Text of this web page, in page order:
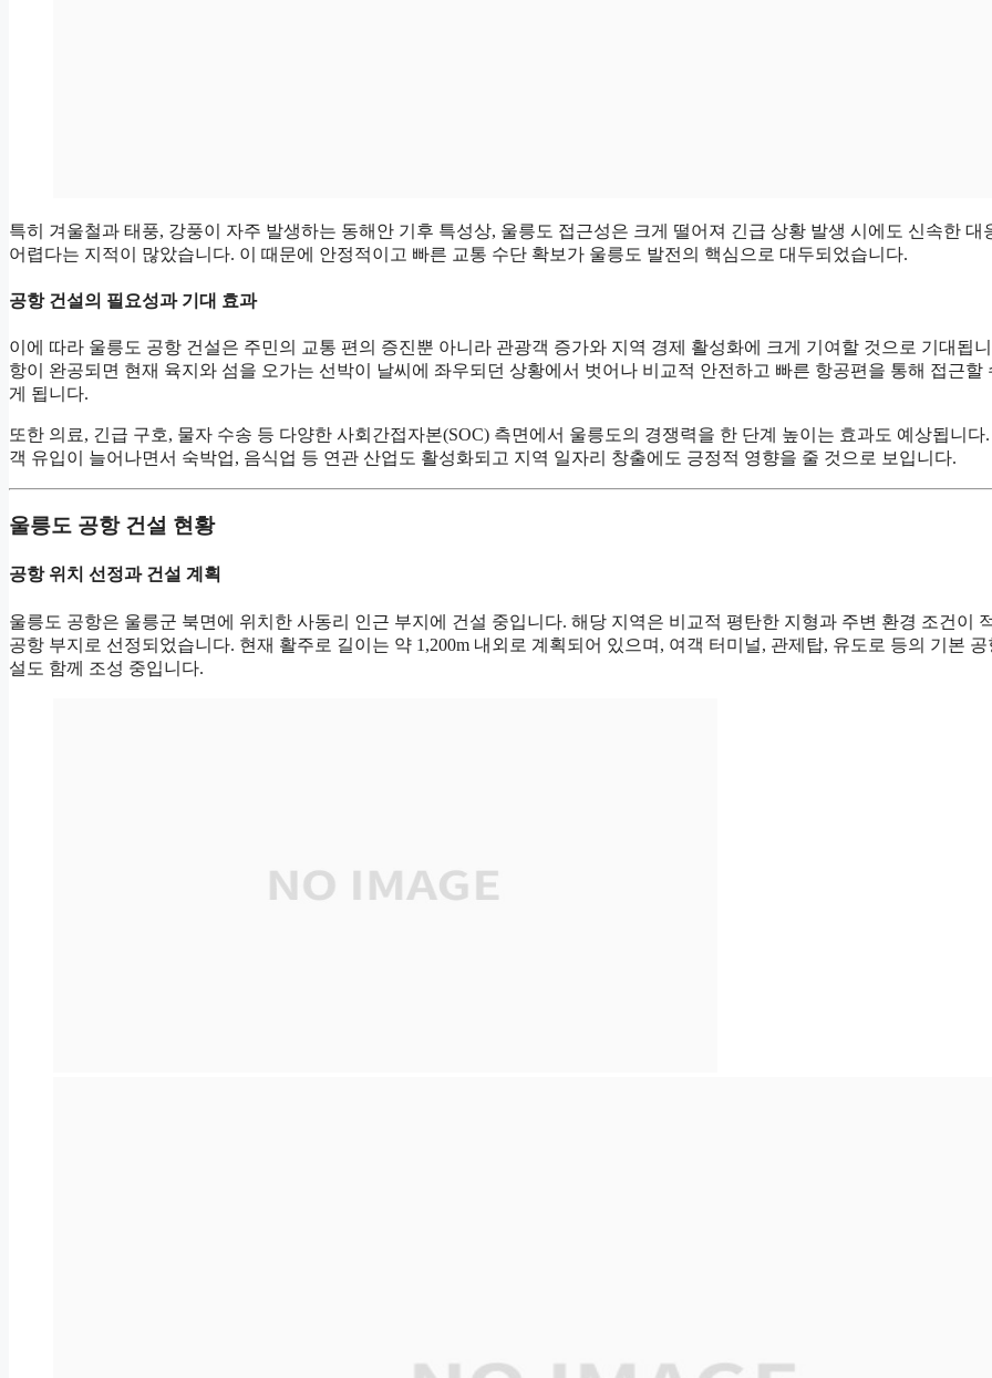
특히 겨울철과 태풍, 강풍이 자주 발생하는 동해안 기후 특성상, 울릉도 접근성은 크게 떨어져 긴급 상황 발생 시에도 신속한 대
어렵다는 지적이 많았습니다. 이 때문에 안정적이고 빠른 교통 수단 확보가 울릉도 발전의 핵심으로 대두되었습니다.
공항 건설의 필요성과 기대 효과
이에 따라 울릉도 공항 건설은 주민의 교통 편의 증진뿐 아니라 관광객 증가와 지역 경제 활성화에 크게 기여할 것으로 기대됩
항이 완공되면 현재 육지와 섬을 오가는 선박이 날씨에 좌우되던 상황에서 벗어나 비교적 안전하고 빠른 항공편을 통해 접근할
게 됩니다.
또한 의료, 긴급 구호, 물자 수송 등 다양한 사회간접자본(SOC) 측면에서 울릉도의 경쟁력을 한 단계 높이는 효과도 예상됩니다
객 유입이 늘어나면서 숙박업, 음식업 등 연관 산업도 활성화되고 지역 일자리 창출에도 긍정적 영향을 줄 것으로 보입니다.
울릉도 공항 건설 현황
공항 위치 선정과 건설 계획
울릉도 공항은 울릉군 북면에 위치한 사동리 인근 부지에 건설 중입니다. 해당 지역은 비교적 평탄한 지형과 주변 환경 조건이
공항 부지로 선정되었습니다. 현재 활주로 길이는 약 1,200m 내외로 계획되어 있으며, 여객 터미널, 관제탑, 유도로 등의 기본 공
설도 함께 조성 중입니다.